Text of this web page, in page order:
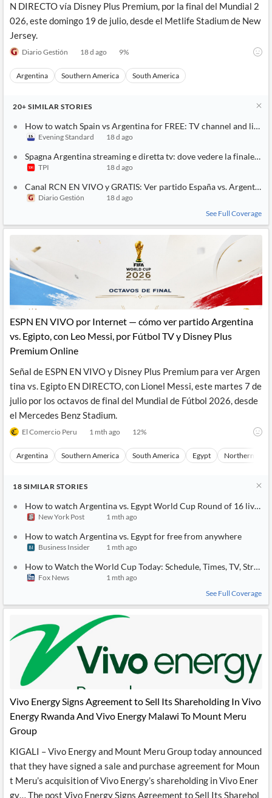
N DIRECTO vía Disney Plus Premium, por la final del Mundial 2
026, este domingo 19 de julio, desde el Metlife Stadium de New
Jersey.
Diario Gestión 18 d ago 9%
Argentina Southern America South America
20+ SIMILAR STORIES
How to watch Spain vs Argentina for FREE: TV channel and live
Evening Standard 18 d ago
Spagna Argentina streaming e diretta tv: dove vedere la finale
TPI 18 d ago
Canal RCN EN VIVO y GRATIS: Ver partido España vs.
Diario Gestión
18 d ago
See Full Coverage
ESPN EN VIVO por Internet — cómo ver partido Argentina
vs. Egipto, con Leo Messi, por Fútbol TV y Disney Plus
Premium Online
Señal de ESPN EN VIVO y Disney Plus Premium para ver Argen
tina vs. Egipto EN DIRECTO, con Lionel Messi, este martes 7 de
julio por los octavos de final del Mundial de Fútbol 2026, desde
el Mercedes Benz Stadium.
El Comercio Peru 1 mth ago 12%
Argentina Southern America South America Egypt Northern
18 SIMILAR STORIES
How to watch Argentina vs. Egypt World Cup Round of 16 live
New York Post 1 mth ago
How to watch Argentina vs. Egypt for free from anywhere
Business Insider 1 mth ago
How to Watch the World Cup Today: Schedule, Times, TV,
Fox News
1 mth ago
See Full Coverage
Vivo Energy Signs Agreement to Sell Its Shareholding In Vivo
Energy Rwanda And Vivo Energy Malawi To Mount Meru
Group
KIGALI – Vivo Energy and Mount Meru Group today announced
that they have signed a sale and purchase agreement for Moun
t Meru’s acquisition of Vivo Energy’s shareholding in Vivo Ener
gy… The post Vivo Energy Signs Agreement to Sell Its Sharehol